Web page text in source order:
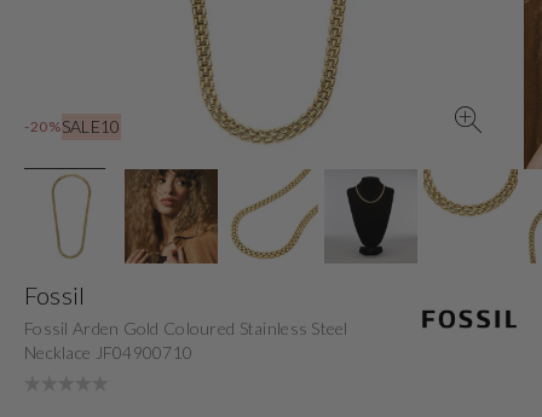
-20%SALE10
Fossil
Fossil Arden Gold Coloured Stainless Steel
Necklace JF04900710